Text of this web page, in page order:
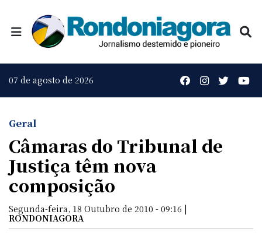
07 de agosto de 2026
Geral
Câmaras do Tribunal de
Justiça têm nova
composição
Segunda-feira, 18 Outubro de 2010 - 09:16 |
RONDONIAGORA